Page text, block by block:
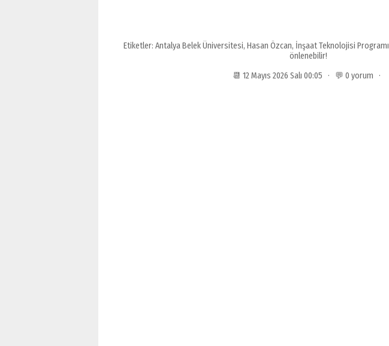
Etiketler: Antalya Belek Üniversitesi, Hasan Özcan, İnşaat Teknolojisi Programı
önlenebilir!
📆 12 Mayıs 2026 Salı 00:05 · 💬 0 yorum ·